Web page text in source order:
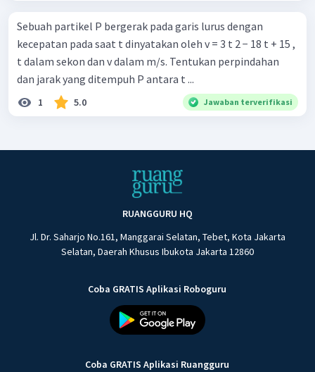
Sebuah partikel P bergerak pada garis lurus dengan
kecepatan pada saat t dinyatakan oleh v = 3 t 2 − 18 t + 15 ,
t dalam sekon dan v dalam m/s. Tentukan perpindahan
dan jarak yang ditempuh P antara t ...
1 5.0 Jawaban terverifikasi
RUANGGURU HQ
Jl. Dr. Saharjo No.161, Manggarai Selatan, Tebet, Kota Jakarta
Selatan, Daerah Khusus Ibukota Jakarta 12860
Coba GRATIS Aplikasi Roboguru
Coba GRATIS Aplikasi Ruangguru